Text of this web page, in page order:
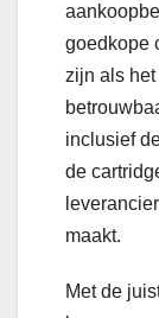
goedkope
zijn als
inclusief
de
maakt.
Met de